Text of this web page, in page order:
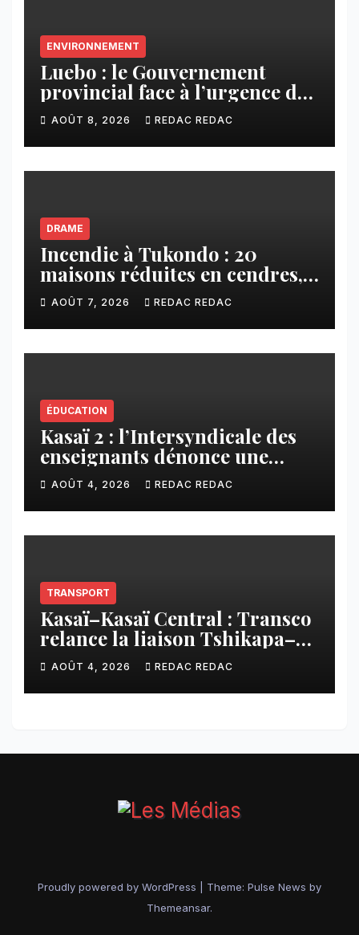
ENVIRONNEMENT
Luebo : le Gouvernement
provincial face à l’urgence des
érosions qui menacent la cité
AOÛT 8, 2026 REDAC REDAC
DRAME
Incendie à Tukondo : 20
maisons réduites en cendres,
plusieurs familles sans abri
AOÛT 7, 2026 REDAC REDAC
ÉDUCATION
Kasaï 2 : l’Intersyndicale des
enseignants dénonce une
contribution financière
imposée aux écoles de la
CNCA
AOÛT 4, 2026 REDAC REDAC
TRANSPORT
Kasaï–Kasaï Central : Transco
relance la liaison Tshikapa–
Tshiamu pour faciliter les
échanges
AOÛT 4, 2026 REDAC REDAC
Proudly powered by WordPress Theme: Pulse News by
Themeansar.